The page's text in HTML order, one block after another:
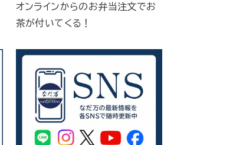
オンラインからのお弁当注文でお
茶が付いてくる！